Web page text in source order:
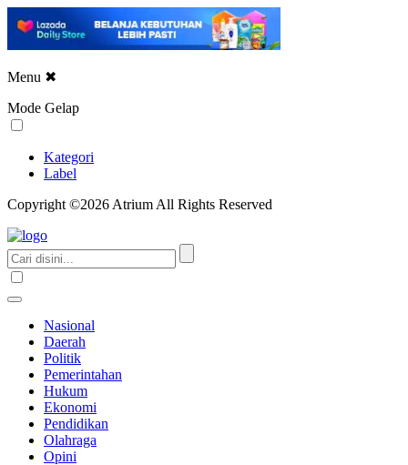
Menu ✖
Mode Gelap
Kategori
Label
Copyright ©2026 Atrium All Rights Reserved
Nasional
Daerah
Politik
Pemerintahan
Hukum
Ekonomi
Pendidikan
Olahraga
Opini